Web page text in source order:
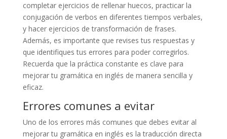
completar ejercicios de rellenar huecos, practicar la
conjugación de verbos en diferentes tiempos verbales,
y hacer ejercicios de transformación de frases.
Además, es importante que revises tus respuestas y
que identifiques tus errores para poder corregirlos.
Recuerda que la práctica constante es clave para
mejorar tu gramática en inglés de manera sencilla y
eficaz.
Errores comunes a evitar
Uno de los errores más comunes que debes evitar al
mejorar tu gramática en inglés es la traducción directa